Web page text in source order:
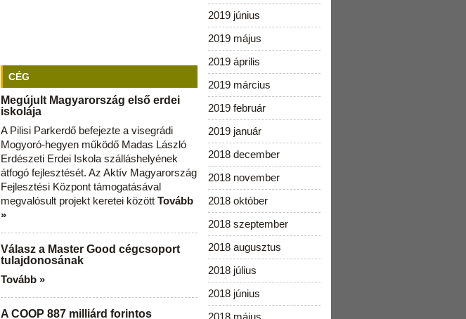
CÉG
Megújult Magyarország első erdei
iskolája
A Pilisi Parkerdő befejezte a visegrádi
Mogyoró-hegyen működő Madas László
Erdészeti Erdei Iskola szálláshelyének
átfogó fejlesztését. Az Aktív Magyarország
Fejlesztési Központ támogatásával
megvalósult projekt keretei között Tovább
»
Válasz a Master Good cégcsoport
tulajdonosának
Tovább »
A COOP 887 milliárd forintos
2019 június
2019 május
2019 április
2019 március
2019 február
2019 január
2018 december
2018 november
2018 október
2018 szeptember
2018 augusztus
2018 július
2018 június
2018 május